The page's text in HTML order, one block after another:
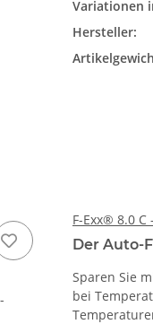
Variationen
Hersteller:
F-Exx® 8.0
Der Auto-
Sparen Sie
bei